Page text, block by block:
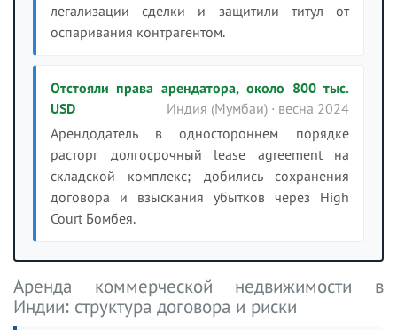
легализации сделки и защитили титул от
оспаривания контрагентом.
Отстояли права арендатора, около 800 тыс.
USD
Индия (Мумбаи) · весна 2024
Арендодатель в одностороннем порядке
расторг долгосрочный lease agreement на
складской комплекс; добились сохранения
договора и взыскания убытков через High
Court Бомбея.
Аренда коммерческой недвижимости в
Индии: структура договора и риски